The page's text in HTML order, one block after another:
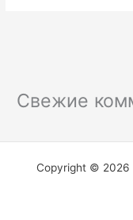
Свежие
Copyright © 2026